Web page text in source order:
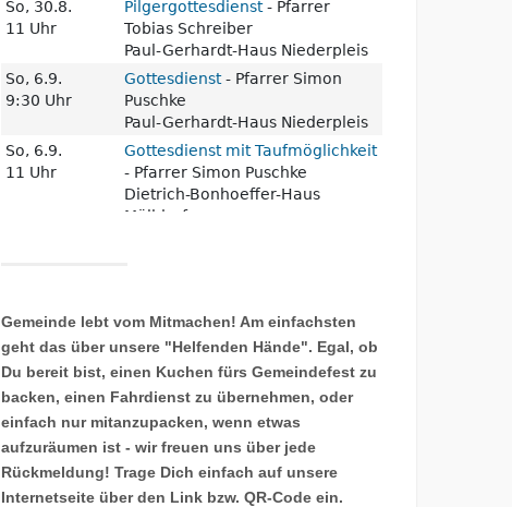
Gemeinde lebt vom Mitmachen! Am einfachsten
geht das über unsere "Helfenden Hände". Egal, ob
Du bereit bist, einen Kuchen fürs Gemeindefest zu
backen, einen Fahrdienst zu übernehmen, oder
einfach nur mitanzupacken, wenn etwas
aufzuräumen ist - wir freuen uns über jede
Rückmeldung! Trage Dich einfach auf unsere
Internetseite über den Link bzw. QR-Code ein.